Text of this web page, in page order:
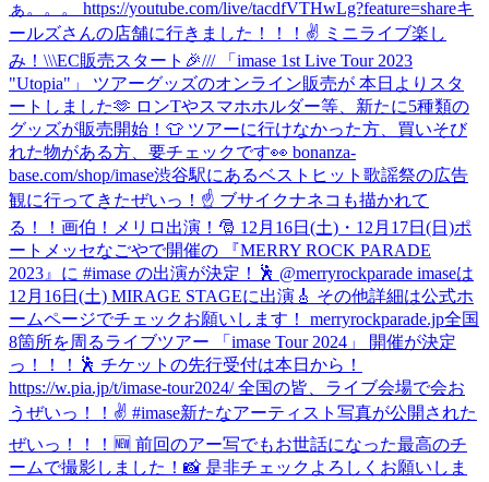
ぁ。。。 https://youtube.com/live/tacdfVTHwLg?feature=shareキ
ールズさんの店舗に行きました！！！✌️ ミニライブ楽し
み！ \\\EC販売スタート🎉/// 「imase 1st Live Tour 2023
"Utopia"」 ツアーグッズのオンライン販売が 本日よりスタ
ートしました🫶 ロンTやスマホホルダー等、新たに5種類の
グッズが販売開始！👕 ツアーに行けなかった方、買いそび
れた物がある方、要チェックです👀 bonanza-
base.com/shop/imase渋谷駅にあるベストヒット歌謡祭の広告
観に行ってきたぜいっ！☝️ ブサイクナネコも描かれて
る！！画伯！
メリロ出演！🎅 12月16日(土)・12月17日(日)ポ
ートメッセなごやで開催の 『MERRY ROCK PARADE
2023』に #imase の出演が決定！🕺 @merryrockparade imaseは
12月16日(土) MIRAGE STAGEに出演🎸 その他詳細は公式ホ
ームページでチェックお願いします！ merryrockparade.jp全国
8箇所を周るライブツアー 「imase Tour 2024」 開催が決定
っ！！！🕺 チケットの先行受付は本日から！
https://w.pia.jp/t/imase-tour2024/ 全国の皆、ライブ会場で会お
うぜいっ！！✌️ #imase新たなアーティスト写真が公開された
ぜいっ！！！🆕 前回のアー写でもお世話になった最高のチ
ームで撮影しました！📸 是非チェックよろしくお願いしま